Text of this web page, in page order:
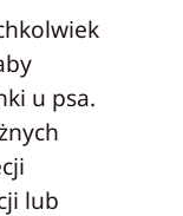
u psa.
lub